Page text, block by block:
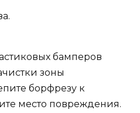
бамперов
зоны
борфрезу к
место повреждения.